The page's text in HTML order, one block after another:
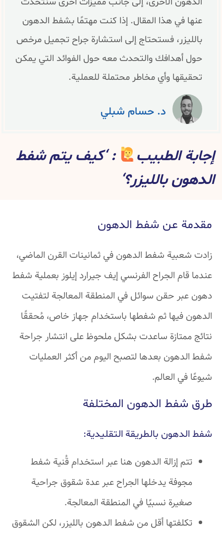
عنها في هذا المقال. إذا كنت مهتمًا بشفط الدهون
بالليزر، فستحتاج إلى استشارة جراح تجميل مرخص
حول أهدافك والتحدث معه حول الفوائد التي يمكن
تحقيقها وأي مخاطر محتملة للعملية.
د. حسام شبلي
إجابة الطبيب
: ‘كيف يتم شفط
الدهون بالليزر؟‘
مقدمة عن شفط الدهون
زادت شعبية شفط الدهون في ثمانينات القرن الماضي،
عندما قام الجراح الفرنسي إيف جيرارد إيلوز بعملية شفط
دهون عبر حقن سوائل في المنطقة المعالجة لتفتيت
الدهون فيها ثم شفطها باستخدام جهاز خاص، مُحققًا
نتائج ممتازة ساعدت بشكل ملحوظ على انتشار جراحة
شفط الدهون بعدها لتصبح اليوم من أكثر العمليات
شيوعًا في العالم.
طرق شفط الدهون المختلفة
شفط الدهون بالطريقة التقليدية:
تتم إزالة الدهون هنا عبر استخدام قُنية شفط
مجوفة يدخلها الجراح عبر عدة شقوق جراحية
صغيرة نسبيًا في المنطقة المعالجة.
تكلفتها أقل من شفط الدهون بالليزر، لكن الشقوق